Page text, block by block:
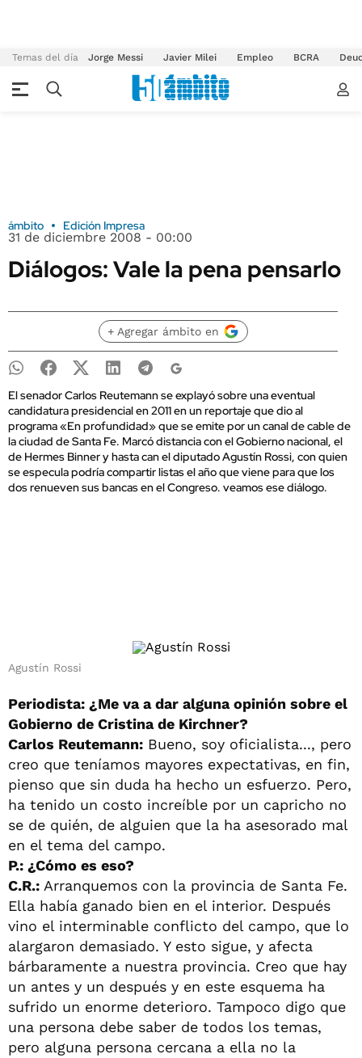
Temas del día Jorge Messi Javier Milei Empleo BCRA
ámbito Edición Impresa
31 de diciembre 2008 - 00:00
Diálogos: Vale la pena pensarlo
+ Agregar ámbito en
El senador Carlos Reutemann se explayó sobre una eventual
candidatura presidencial en 2011 en un reportaje que dio al
programa «En profundidad» que se emite por un canal de cable de
la ciudad de Santa Fe. Marcó distancia con el Gobierno nacional, el
de Hermes Binner y hasta can el diputado Agustín Rossi, con quien
se especula podría compartir listas el año que viene para que los
dos renueven sus bancas en el Congreso. veamos ese diálogo.
Agustín Rossi
Periodista: ¿Me va a dar alguna opinión sobre el
Gobierno de Cristina de Kirchner?
Carlos Reutemann: Bueno, soy oficialista..., pero
creo que teníamos mayores expectativas, en fin,
pienso que sin duda ha hecho un esfuerzo. Pero,
ha tenido un costo increíble por un capricho no
se de quién, de alguien que la ha asesorado mal
en el tema del campo.
P.: ¿Cómo es eso?
C.R.: Arranquemos con la provincia de Santa Fe.
Ella había ganado bien en el interior. Después
vino el interminable conflicto del campo, que lo
alargaron demasiado. Y esto sigue, y afecta
bárbaramente a nuestra provincia. Creo que hay
un antes y un después y en este esquema ha
sufrido un enorme deterioro. Tampoco digo que
una persona debe saber de todos los temas,
pero alguna persona cercana a ella no la